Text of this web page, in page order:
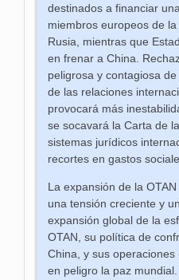
destinados a financiar
miembros europeos de
Rusia, mientras que
en frenar a China.
peligrosa y contagiosa
de las relaciones
provocará más
se socavará la Carta de
sistemas jurídicos
recortes en gastos
La expansión de la
una tensión creciente y
expansión global de la
OTAN, su política de
China, y sus
en peligro la paz